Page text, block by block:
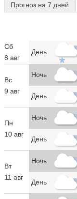
Прогноз на 7 дней
Сб
8 авг
День
Вс
9 авг
Ночь
День
Пн
10 авг
Ночь
День
Вт
11 авг
Ночь
День